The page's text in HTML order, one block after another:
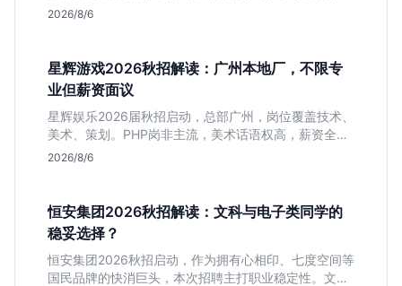
槛，分析算法、仿真等核心方向，帮你判断是否值得投
2026/8/6
星辉游戏2026秋招解读：广州本地厂，不限专
业但薪资面议
星辉娱乐2026届秋招启动，总部广州，岗位覆盖技术、
美术、策划。PHP岗非主流，美术话语权高，薪资全面
面议。适合想接触项目全流程的应届生，追求大厂光环
2026/8/6
恒安集团2026秋招解读：文科与电子类同学的
稳妥选择？
恒安集团2026秋招启动，作为拥有心相印、七度空间等
国民品牌的快消巨头，本次招聘主打职业稳定性。文章